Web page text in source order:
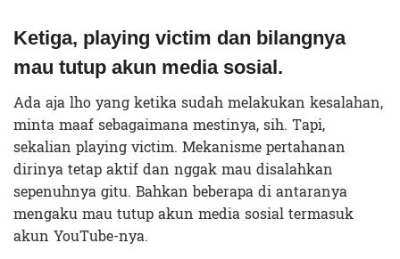
Ketiga, playing victim dan bilangnya
mau tutup akun media sosial.
Ada aja lho yang ketika sudah melakukan kesalahan,
minta maaf sebagaimana mestinya, sih. Tapi,
sekalian playing victim. Mekanisme pertahanan
dirinya tetap aktif dan nggak mau disalahkan
sepenuhnya gitu. Bahkan beberapa di antaranya
mengaku mau tutup akun media sosial termasuk
akun YouTube-nya.